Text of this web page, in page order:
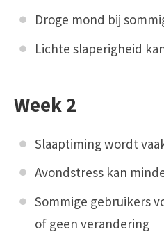
Droge mond bij
Lichte slaperigheid
Week 2
Slaaptiming wordt
Avondstress kan
Sommige gebruikers
of geen verandering